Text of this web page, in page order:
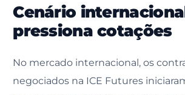
Cenário
pressiona cotações
No mercado internacional, os
negociados na ICE Futures